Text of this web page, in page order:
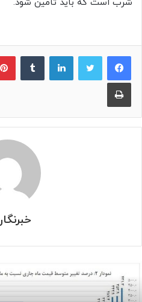
شرب است که باید تأمین شود.
لینکدین
چاپ
خبرنگار 20